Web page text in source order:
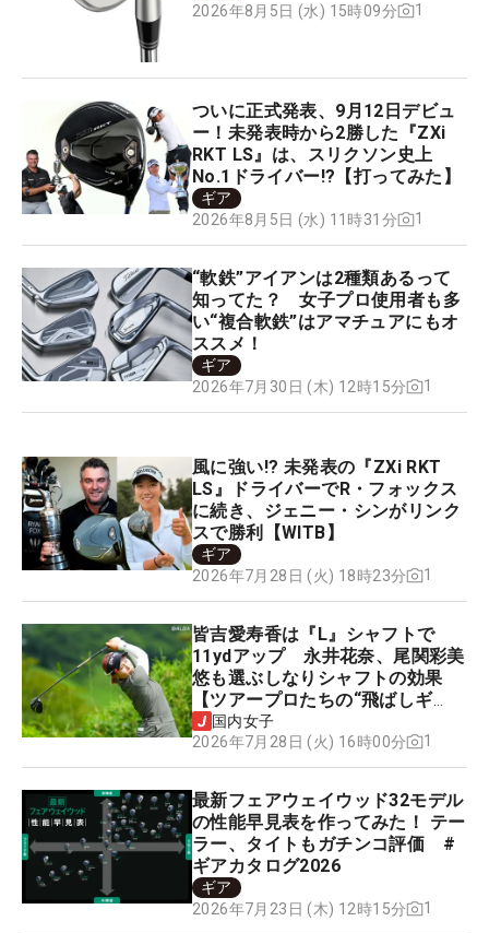
2026年8月5日 (水) 15時09分
1
ついに正式発表、9月12日デビュ
ー！未発表時から2勝した『ZXi
RKT LS』は、スリクソン史上
No.1ドライバー!?【打ってみた】
ギア
2026年8月5日 (水) 11時31分
1
“軟鉄”アイアンは2種類あるって
知ってた？ 女子プロ使用者も多
い“複合軟鉄”はアマチュアにもオ
ススメ！
ギア
2026年7月30日 (木) 12時15分
1
風に強い!? 未発表の『ZXi RKT
LS』ドライバーでR・フォックス
に続き、ジェニー・シンがリンク
スで勝利【WITB】
ギア
2026年7月28日 (火) 18時23分
1
皆吉愛寿香は『L』シャフトで
11ydアップ 永井花奈、尾関彩美
悠も選ぶしなりシャフトの効果
【ツアープロたちの“飛ばしギ
ア”】
国内女子
2026年7月28日 (火) 16時00分
1
最新フェアウェイウッド32モデル
の性能早見表を作ってみた！ テー
ラー、タイトもガチンコ評価 #
ギアカタログ2026
ギア
2026年7月23日 (木) 12時15分
1